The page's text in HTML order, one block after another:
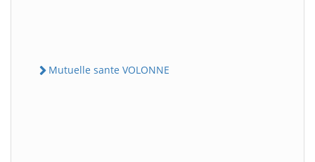
Mutuelle sante VOLONNE